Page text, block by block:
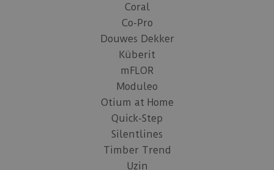
Coral
Co-Pro
Douwes Dekker
Küberit
mFLOR
Moduleo
Otium at Home
Quick-Step
Silentlines
Timber Trend
Uzin